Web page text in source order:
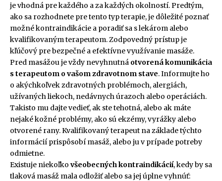
je vhodná pre každého a za každých okolností. Predtým,
ako sa rozhodnete pre tento typ terapie, je dôležité poznať
možné kontraindikácie a poradiť sa s lekárom alebo
kvalifikovaným terapeutom. Zodpovedný prístup je
kľúčový pre bezpečné a efektívne využívanie masáže.
Pred masážou je vždy nevyhnutná otvorená komunikácia
s terapeutom o vašom zdravotnom stave. Informujte ho
o akýchkoľvek zdravotných problémoch, alergiách,
užívaných liekoch, nedávnych úrazoch alebo operáciách.
Takisto mu dajte vedieť, ak ste tehotná, alebo ak máte
nejaké kožné problémy, ako sú ekzémy, vyrážky alebo
otvorené rany. Kvalifikovaný terapeut na základe týchto
informácií prispôsobí masáž, alebo ju v prípade potreby
odmietne.
Existuje niekoľko všeobecných kontraindikácií, kedy by sa
tlaková masáž mala odložiť alebo sa jej úplne vyhnúť: